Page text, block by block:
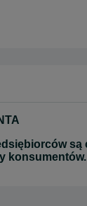
są
konsumentów.